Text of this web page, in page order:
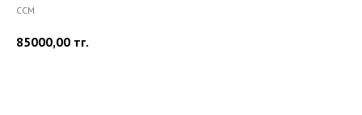
CCM
85000,00 тг.